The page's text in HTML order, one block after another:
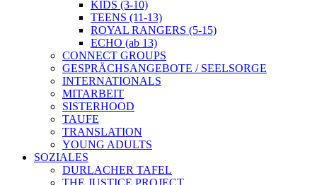
KIDS (3-10)
TEENS (11-13)
ROYAL RANGERS (5-15)
ECHO (ab 13)
CONNECT GROUPS
GESPRÄCHSANGEBOTE / SEELSORGE
INTERNATIONALS
MITARBEIT
SISTERHOOD
TAUFE
TRANSLATION
YOUNG ADULTS
SOZIALES
DURLACHER TAFEL
THE JUSTICE PROJECT